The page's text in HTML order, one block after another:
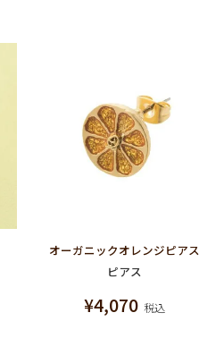
オーガニックオレンジピアス
ピアス
¥4,070 税込